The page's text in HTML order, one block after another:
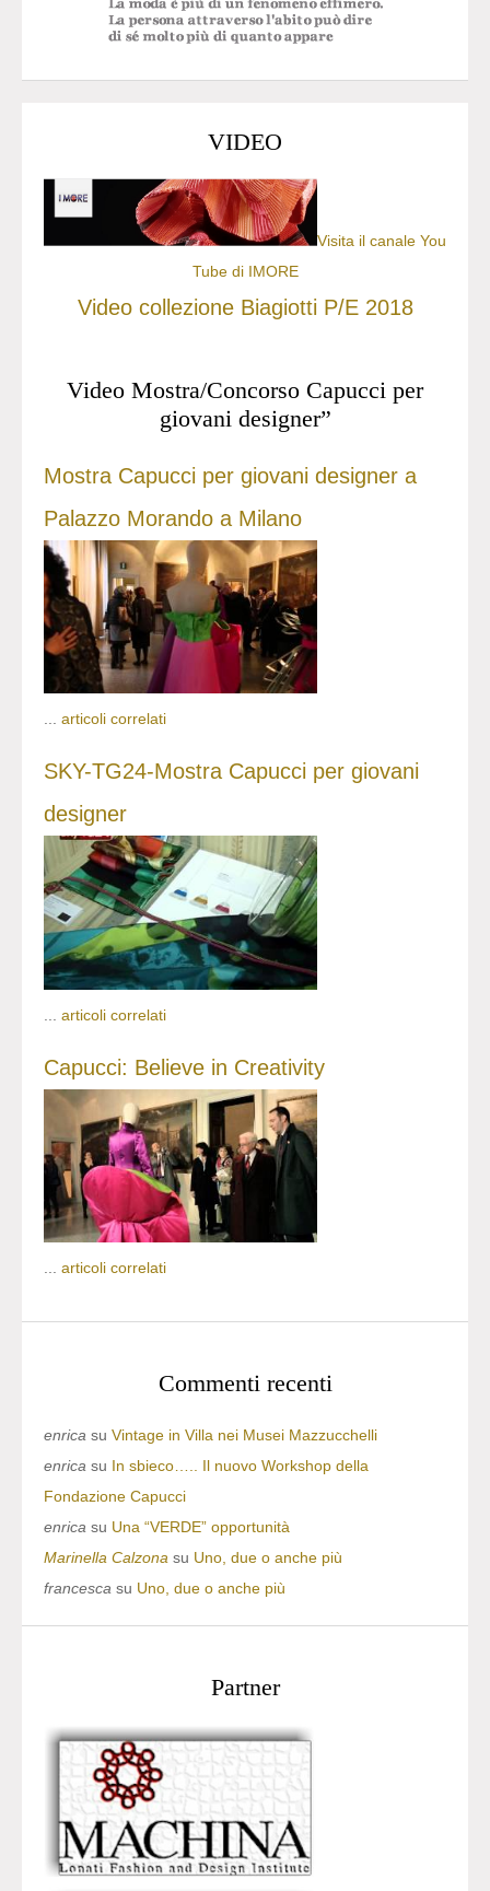
VIDEO
Visita il canale You
Tube di IMORE
Video collezione Biagiotti P/E 2018
Video Mostra/Concorso Capucci per
giovani designer”
Mostra Capucci per giovani designer a
Palazzo Morando a Milano
... articoli correlati
SKY-TG24-Mostra Capucci per giovani
designer
articoli correlati
Capucci: Believe in Creativity
... articoli correlati
Commenti recenti
enrica su Vintage in Villa nei Musei Mazzucchelli
enrica su In sbieco….. Il nuovo Workshop della
Fondazione Capucci
enrica su Una “VERDE” opportunità
Marinella Calzona su Uno, due o anche più
francesca su Uno, due o anche più
Partner